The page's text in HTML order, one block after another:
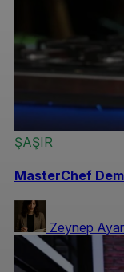
ŞAŞIR
MasterChef
Zeynep Ayar